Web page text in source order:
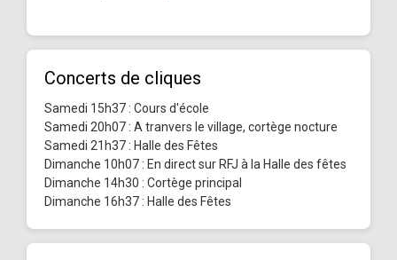
Concerts de cliques
Samedi 15h37 : Cours d'école
Samedi 20h07 : A tranvers le village, cortège nocture
Samedi 21h37 : Halle des Fêtes
Dimanche 10h07 : En direct sur RFJ à la Halle des fêtes
Dimanche 14h30 : Cortège principal
Dimanche 16h37 : Halle des Fêtes